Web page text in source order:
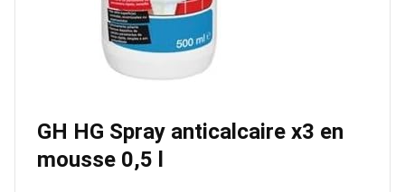
GH HG Spray anticalcaire x3 en
mousse 0,5 l